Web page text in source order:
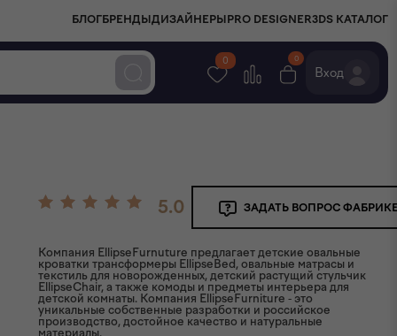
БЛОГ БРЕНДЫ ДИЗАЙНЕРЫ PRO DESIGNER3DS КАТАЛОГ
0 0
Вход
5.0 ЗАДАТЬ ВОПРОС
Компания EllipseFurnuture предлагает детские овальные
кроватки трансформеры EllipseBed, овальные матрасы и
текстиль для новорожденных, детский растущий стульчик
EllipseChair, а также комоды и предметы интерьера для
детской комнаты. Компания EllipseFurniture - это
уникальные собственные разработки и российское
производство, достойное качество и натуральные
материалы.